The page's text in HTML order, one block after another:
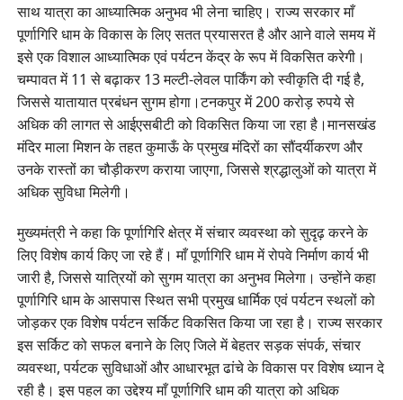
साथ यात्रा का आध्यात्मिक अनुभव भी लेना चाहिए। राज्य सरकार माँ
पूर्णागिरि धाम के विकास के लिए सतत प्रयासरत है और आने वाले समय में
इसे एक विशाल आध्यात्मिक एवं पर्यटन केंद्र के रूप में विकसित करेगी।
चम्पावत में 11 से बढ़ाकर 13 मल्टी-लेवल पार्किंग को स्वीकृति दी गई है,
जिससे यातायात प्रबंधन सुगम होगा।टनकपुर में 200 करोड़ रुपये से
अधिक की लागत से आईएसबीटी को विकसित किया जा रहा है।मानसखंड
मंदिर माला मिशन के तहत कुमाऊँ के प्रमुख मंदिरों का सौंदर्यीकरण और
उनके रास्तों का चौड़ीकरण कराया जाएगा, जिससे श्रद्धालुओं को यात्रा में
अधिक सुविधा मिलेगी।
मुख्यमंत्री ने कहा कि पूर्णागिरि क्षेत्र में संचार व्यवस्था को सुदृढ़ करने के
लिए विशेष कार्य किए जा रहे हैं। माँ पूर्णागिरि धाम में रोपवे निर्माण कार्य भी
जारी है, जिससे यात्रियों को सुगम यात्रा का अनुभव मिलेगा। उन्होंने कहा
पूर्णागिरि धाम के आसपास स्थित सभी प्रमुख धार्मिक एवं पर्यटन स्थलों को
जोड़कर एक विशेष पर्यटन सर्किट विकसित किया जा रहा है। राज्य सरकार
इस सर्किट को सफल बनाने के लिए जिले में बेहतर सड़क संपर्क, संचार
व्यवस्था, पर्यटक सुविधाओं और आधारभूत ढांचे के विकास पर विशेष ध्यान दे
रही है। इस पहल का उद्देश्य माँ पूर्णागिरि धाम की यात्रा को अधिक